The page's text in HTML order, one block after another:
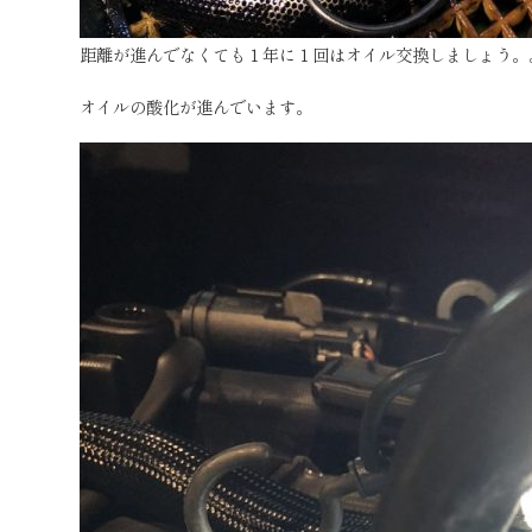
距離が進んでなくても１年に１回はオイル交換しましょう
オイルの酸化が進んでいます。